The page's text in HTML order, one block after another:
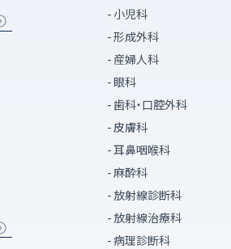
小児科
形成外科
産婦人科
眼科
歯科・口腔外科
皮膚科
耳鼻咽喉科
麻酔科
放射線診断科
放射線治療科
病理診断科